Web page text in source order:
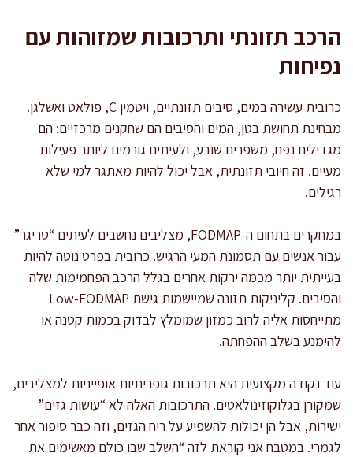
הרכב תזונתי ותרכובות שמזוהות עם
נפיחות
כרובית עשירה במים, סיבים תזונתיים, ויטמין C, פולאט ואשלגן.
מבחינת תחושת בטן, המים והסיבים הם שחקנים מרכזיים: הם
מגדילים נפח, משפרים שובע, ולעיתים גורמים ליותר פעילות
מעיים. זה חיובי תזונתית, אבל יכול להיות מאתגר למי שלא
רגילים.
במחקרים בתחום ה-FODMAP, מצליבים נחשבים לעיתים “טריגר”
עבור אנשים עם תסמונת המעי הרגיש. כרובית בפרט נוטה להיות
בעייתית יותר מכמה ירקות אחרים בגלל הרכב הפחמימות שלה
והסיבים. קליניקות תזונה שמיישמות גישת Low-FODMAP
מתייחסות אליה לרוב כמזון שמומלץ לבדוק בכמות קטנה או
להימנע בשלב ההפחתה.
עוד נקודה מקצועית היא תרכובות גופריתיות אופייניות למצליבים,
שמקורן בגלוקוזינולאטים. התרכובות האלה לא “עושות גזים”
ישירות, אבל הן יכולות להשפיע על ריח הגזים, וזה כבר סיפור אחר
לגמרי. במטבח אני קוראת לזה “השלב שבו כולם מאשימים את